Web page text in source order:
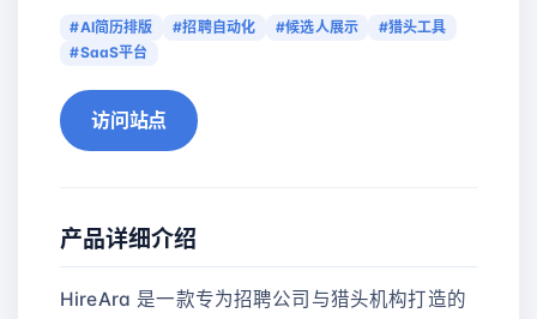
#AI简历排版 #招聘自动化 #候选人展示
#猎头工具
#SaaS平台
访问站点
产品详细介绍
HireAra 是一款专为招聘公司与猎头机构打造的